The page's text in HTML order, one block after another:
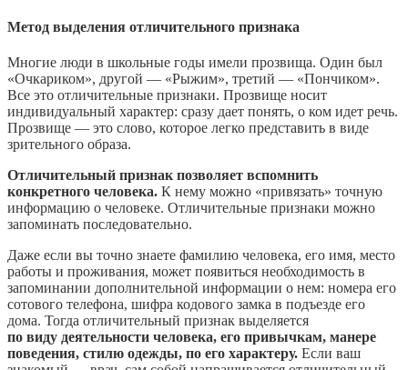
Метод выделения отличительного признака
Многие люди в школьные годы имели прозвища. Один был
«Очкариком», другой — «Рыжим», третий — «Пончиком».
Все это отличительные признаки. Прозвище носит
индивидуальный характер: сразу дает понять, о ком идет речь.
Прозвище — это слово, которое легко представить в виде
зрительного образа.
Отличительный признак позволяет вспомнить
конкретного человека. К нему можно «привязать» точную
информацию о человеке. Отличительные признаки можно
запоминать последовательно.
Даже если вы точно знаете фамилию человека, его имя, место
работы и проживания, может появиться необходимость в
запоминании дополнительной информации о нем: номера его
сотового телефона, шифра кодового замка в подъезде его
дома. Тогда отличительный признак выделяется
по виду деятельности человека, его привычкам, манере
поведения, стилю одежды, по его характеру. Если ваш